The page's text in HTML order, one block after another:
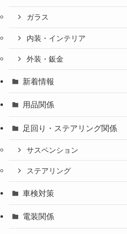
ガラス
内装・インテリア
外装・鈑金
新着情報
用品関係
足回り・ステアリング関係
サスペンション
ステアリング
車検対策
電装関係